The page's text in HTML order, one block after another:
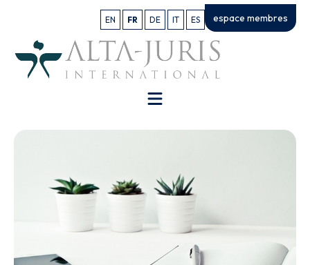
EN FR DE IT ES espace membres